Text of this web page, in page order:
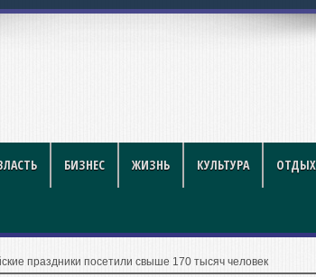
разв
БИЗНЕС ЖИЗНЬ КУЛЬТУРА
праздники посетили свыше 170 тысяч человек